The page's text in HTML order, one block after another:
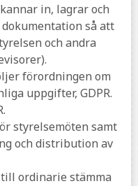
in, lagrar och
så att
och andra
förordningen om
uppgifter, GDPR.
styrelsemöten samt
och distribution av
ordinarie stämma